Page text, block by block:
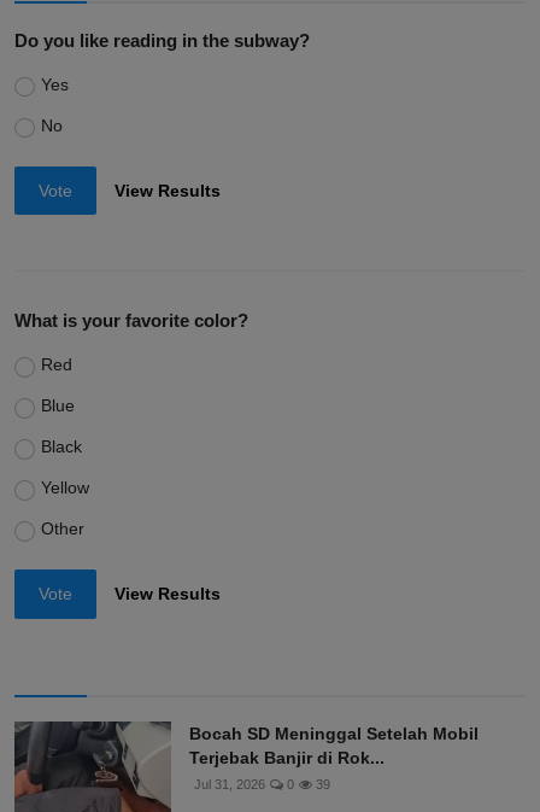
Do you like reading in the subway?
Yes
No
Vote View Results
What is your favorite color?
Red
Blue
Black
Yellow
Other
Vote View Results
Bocah SD Meninggal Setelah Mobil
Terjebak Banjir di Rok...
Jul 31, 2026 0 39